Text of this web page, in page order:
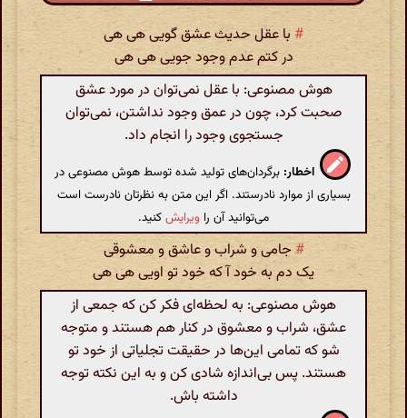
# با عقل حدیث عشق گویی هی هی
در کتم عدم وجود جویی هی هی
هوش مصنوعی: با عقل نمی‌توان در مورد عشق
صحبت کرد، چون در عمق وجود نداشتن، نمی‌توان
جستجوی وجود را انجام داد.
اخطار: برگردان‌های تولید شده توسط هوش مصنوعی در
بسیاری از موارد نادرستند. اگر این متن به نظرتان نادرست است
می‌توانید آن را ویرایشکنید.
#جامی و شراب و عاشق و معشوقی
یک دم به خود آ که خود تو اویی هی هی
هوش مصنوعی: به لحظه‌ای فکر کن که جمعی از
عشق، شراب و معشوق در کنار هم هستند و متوجه
شو که تمامی این‌ها در حقیقت تجلیاتی از خود تو
هستند. پس بی‌اندازه شادی کن و به این نکته توجه
داشته باش.